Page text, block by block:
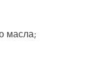
масла;